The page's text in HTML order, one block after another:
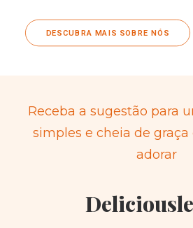
DESCUBRA MAIS SOBRE NÓS
Receba a sugestão para
simples e cheia de graça
adorar